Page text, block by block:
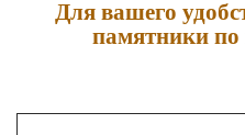
Для вашего
памятники по